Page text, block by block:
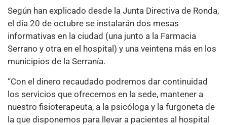
Según han explicado desde la Junta Directiva de Ronda,
el día 20 de octubre se instalarán dos mesas
informativas en la ciudad (una junto a la Farmacia
Serrano y otra en el hospital) y una veintena más en los
municipios de la Serranía.
“Con el dinero recaudado podremos dar continuidad
los servicios que ofrecemos en la sede, mantener a
nuestro fisioterapeuta, a la psicóloga y la furgoneta de
la que disponemos para llevar a pacientes al hospital